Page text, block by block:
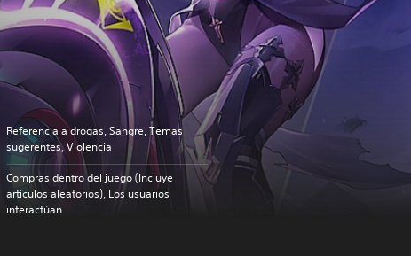
Referencia a drogas, Sangre, Temas
sugerentes, Violencia
Compras dentro del juego (Incluye
artículos aleatorios), Los usuarios
interactúan